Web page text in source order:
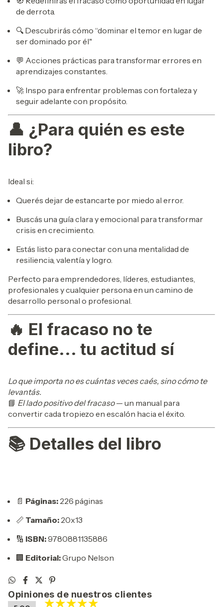
de derrota.
🔍 Descubrirás cómo “dominar el temor en lugar de
ser dominado por él"
💬 Acciones prácticas para transformar errores en
aprendizajes constantes.
🚀 Inspo para enfrentar problemas con fortaleza y
seguir adelante con propósito.
👤 ¿Para quién es este
libro?
Ideal si:
Querés dejar de estancarte por miedo al error.
Buscás una guía clara y emocional para transformar
crisis en crecimiento.
Estás listo para conectar con una mentalidad de
resiliencia, valentía y logro.
Perfecto para emprendedores, líderes, estudiantes,
profesionales y cualquier persona en un camino de
desarrollo personal o profesional.
🔥 El fracaso no te
define... tu actitud sí
Lo que importa no es cuántas veces caés, sino cómo te
levantás.
📘 El lado positivo del fracaso— un manual para
convertir cada tropiezo en escalón hacia el éxito.
📚 Detalles del libro
📄 Páginas: 226 páginas
📏 Tamaño: 20x13
🔢 ISBN:9780881135886
🏢 Editorial:Grupo Nelson
Opiniones de nuestros clientes